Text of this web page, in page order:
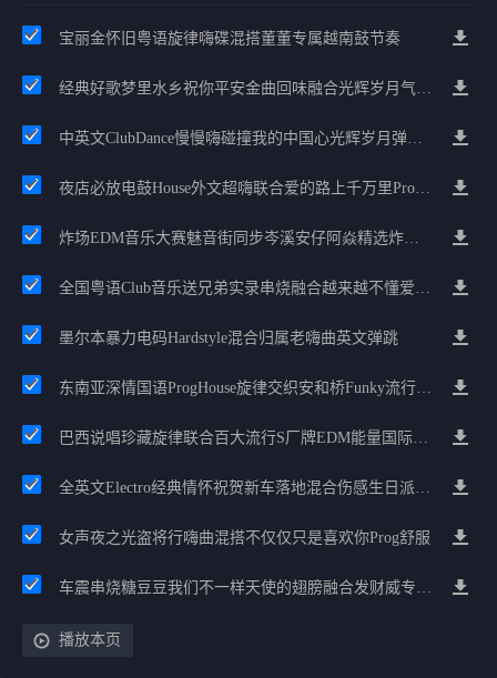
宝丽金怀旧粤语旋律嗨碟混搭董董专属越南鼓节奏
经典好歌梦里水乡祝你平安金曲回味融合光辉岁月气氛中文兄弟串烧
中英文ClubDance慢慢嗨碰撞我的中国心光辉岁月弹鼓车载
夜店必放电鼓House外文超嗨联合爱的路上千万里Prog包房漫步上头
炸场EDM音乐大赛魅音街同步岑溪安仔阿焱精选炸场歌路串烧
全国粤语Club音乐送兄弟实录串烧融合越来越不懂爱的哲学遗憾专辑
墨尔本暴力电码Hardstyle混合归属老嗨曲英文弹跳
东南亚深情国语ProgHouse旋律交织安和桥Funky流行情怀串烧
巴西说唱珍藏旋律联合百大流行S厂牌EDM能量国际电音串烧
全英文Electro经典情怀祝贺新车落地混合伤感生日派对中文Club串烧
女声夜之光盗将行嗨曲混搭不仅仅只是喜欢你Prog舒服
车震串烧糖豆豆我们不一样天使的翅膀融合发财威专属金边太空仓节奏
播放本页